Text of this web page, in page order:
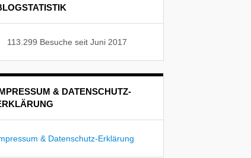
113.299 Besuche seit Juni 2017
& DATENSCHUTZ-
& Datenschutz-Erklärung